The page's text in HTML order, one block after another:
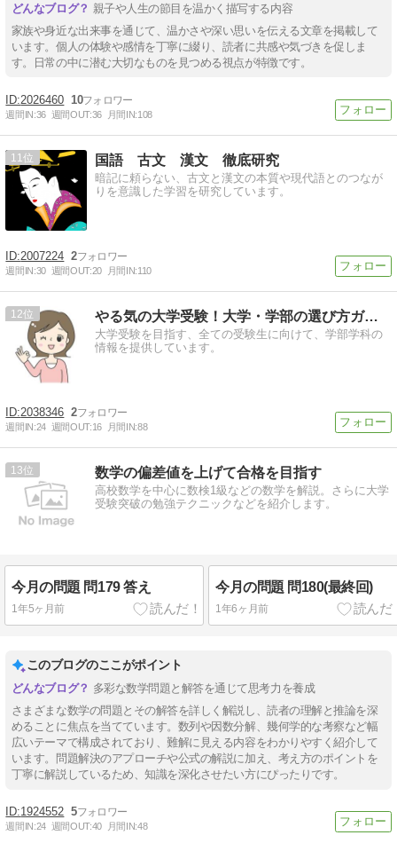
親子や人生の節目を温かく描写する内容
家族や身近な出来事を通じて、温かさや深い思いを伝える文章を掲載して
います。個人の体験や感情を丁寧に綴り、読者に共感や気づきを促しま
す。日常の中に潜む大切なものを見つめる視点が特徴です。
2026460 10
週間IN:36 週間OUT:36 月間IN:108
11 国語 古文 漢文 徹底研究
暗記に頼らない、古文と漢文の本質や現代語とのつなが
りを意識した学習を研究しています。
2007224 2
週間IN:30 週間OUT:20 月間IN:110
12 やる気の大学受験！大学・学部の選び方ガイド
大学受験を目指す、全ての受験生に向けて、学部学科の
情報を提供しています。
2038346 2
週間IN:24 週間OUT:16 月間IN:88
13 数学の偏差値を上げて合格を目指す
高校数学を中心に数検1級などの数学を解説。さらに大学
受験突破の勉強テクニックなどを紹介します。
今月の問題 問179 答え
1年5ヶ月前
今月の問題 問180(最終回)
1年6ヶ月前
このブログのここがポイント
多彩な数学問題と解答を通じて思考力を養成
さまざまな数学の問題とその解答を詳しく解説し、読者の理解と推論を深
めることに焦点を当てています。数列や因数分解、幾何学的な考察など幅
広いテーマで構成されており、難解に見える内容をわかりやすく紹介して
います。問題解決のアプローチや公式の解説に加え、考え方のポイントを
丁寧に解説しているため、知識を深化させたい方にぴったりです。
1924552 5
週間IN:24 週間OUT:40 月間IN:48